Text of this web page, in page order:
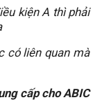
kiện A thì phải
có liên quan mà
cấp cho ABIC